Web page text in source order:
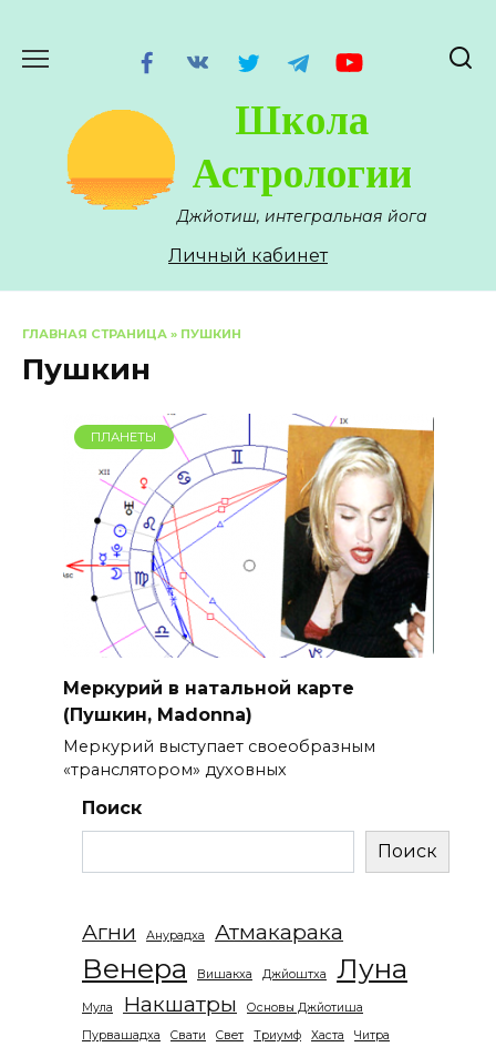
содержанию
Школа
Астрологии
Джйотиш, интегральная йога
Личный кабинет
ГЛАВНАЯ СТРАНИЦА » ПУШКИН
Пушкин
ПЛАНЕТЫ
Меркурий в натальной карте
(Пушкин, Madonna)
Меркурий выступает своеобразным
«транслятором» духовных
Поиск
Поиск
Агни Анурадха Атмакарака
Венера Вишакха Джйоштха Луна
Мула Накшатры
Основы Джйотиша
Пурвашадха
Свати Свет Триумф Хаста Читра